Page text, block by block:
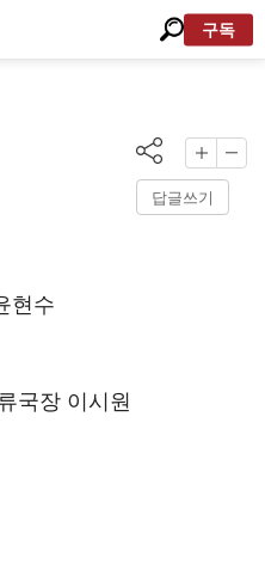
구독
답글쓰기
현수
국장 이시원